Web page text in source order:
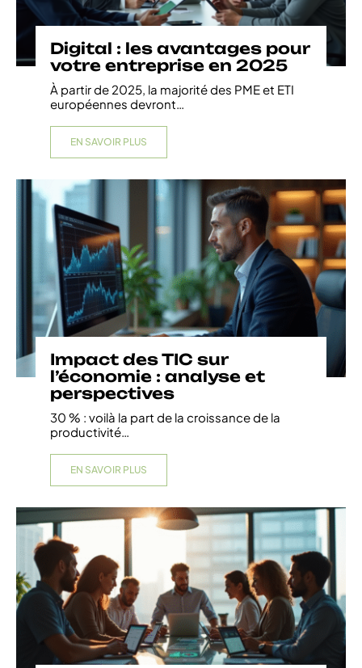
Digital : les avantages pour
votre entreprise en 2025
À partir de 2025, la majorité des PME et ETI
européennes devront…
EN SAVOIR PLUS
Impact des TIC sur
l’économie : analyse et
perspectives
30 % : voilà la part de la croissance de la
productivité…
EN SAVOIR PLUS